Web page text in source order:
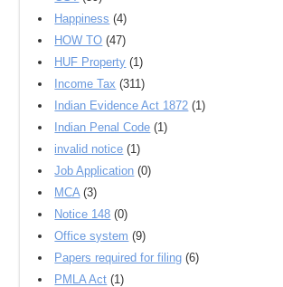
Happiness (4)
HOW TO (47)
HUF Property (1)
Income Tax (311)
Indian Evidence Act 1872 (1)
Indian Penal Code (1)
invalid notice (1)
Job Application (0)
MCA (3)
Notice 148 (0)
Office system (9)
Papers required for filing (6)
PMLA Act (1)